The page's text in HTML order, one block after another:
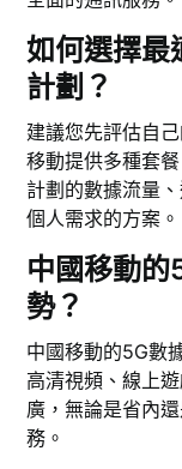
如何選擇最
計劃？
建議您先評估自
移動提供多種套
計劃的數據流量
個人需求的方案。
中國移動的
勢？
中國移動的5G數
高清視頻、線上
廣，無論是省內
務。